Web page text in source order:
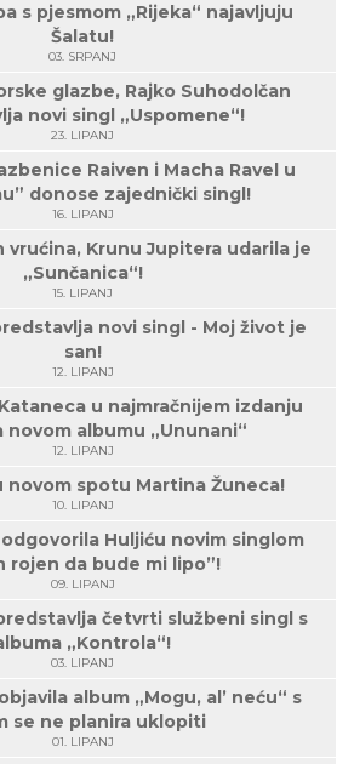
s pjesmom „Rijeka“ najavljuju
Šalatu!
03. SRPANJ
glazbe, Rajko Suhodolčan
novi singl „Uspomene“!
23. LIPANJ
Raiven i Macha Ravel u
donose zajednički singl!
16. LIPANJ
vrućina, Krunu Jupitera udarila je
„Sunčanica“!
15. LIPANJ
novi singl - Moj život je
san!
12. LIPANJ
u najmračnijem izdanju
novom albumu „Ununani“
12. LIPANJ
novom spotu Martina Žuneca!
10. LIPANJ
Huljiću novim singlom
rojen da bude mi lipo”!
09. LIPANJ
četvrti službeni singl s
„Kontrola“!
03. LIPANJ
album „Mogu, al’ neću“ s
se ne planira uklopiti
01. LIPANJ